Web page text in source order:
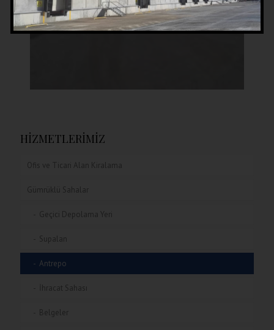
HİZMETLERİMİZ
Ofis ve Ticari Alan Kiralama
Gümrüklü Sahalar
Geçici Depolama Yeri
Supalan
Antrepo
İhracat Sahası
Belgeler